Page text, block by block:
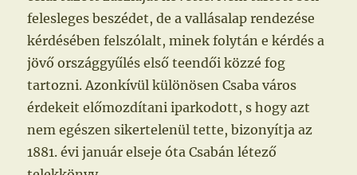
felesleges beszédet, de a vallásalap rendezése
kérdésében felszólalt, minek folytán e kérdés a
jövő országgyűlés első teendői közzé fog
tartozni. Azonkívül különösen Csaba város
érdekeit előmozdítani iparkodott, s hogy azt
nem egészen sikertelenül tette, bizonyítja az
1881. évi január elseje óta Csabán létező